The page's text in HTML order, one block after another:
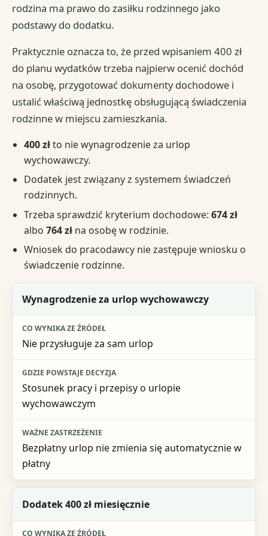
rodzina ma prawo do zasiłku rodzinnego jako
podstawy do dodatku.
Praktycznie oznacza to, że przed wpisaniem 400 zł
do planu wydatków trzeba najpierw ocenić dochód
na osobę, przygotować dokumenty dochodowe i
ustalić właściwą jednostkę obsługującą świadczenia
rodzinne w miejscu zamieszkania.
400 złto nie wynagrodzenie za urlop
wychowawczy.
Dodatek jest związany z systemem świadczeń
rodzinnych.
Trzeba sprawdzić kryterium dochodowe: 674 zł
albo 764 złna osobę w rodzinie.
Wniosek do pracodawcy nie zastępuje wniosku o
świadczenie rodzinne.
Temat
Co wynika ze źródeł
Gdzie powstaje decyzja
Ważne zastrzeżenie
Wynagrodzenie za urlop wychowawczy
Nie przysługuje za sam urlop
Stosunek pracy i przepisy o urlopie
wychowawczym
Bezpłatny urlop nie zmienia się automatycznie w
płatny
Dodatek 400 zł miesięcznie